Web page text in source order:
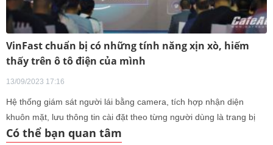
VinFast chuẩn bị có những tính năng xịn xò, hiếm
thấy trên ô tô điện của mình
13/09/2023 17:16
Hệ thống giám sát người lái bằng camera, tích hợp nhận diện
khuôn mặt, lưu thông tin cài đặt theo từng người dùng là trang bị
công nghệ mới vừa được VinFast giới thiệu.
Có thể bạn quan tâm